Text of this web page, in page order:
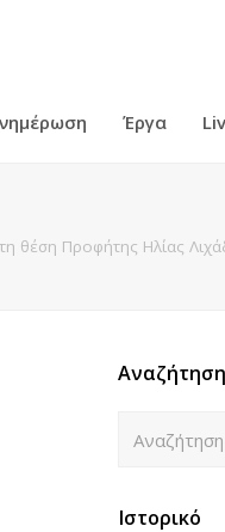
Έργα
Προφήτης Ηλίας
Αναζήτηση
Ιστορικό